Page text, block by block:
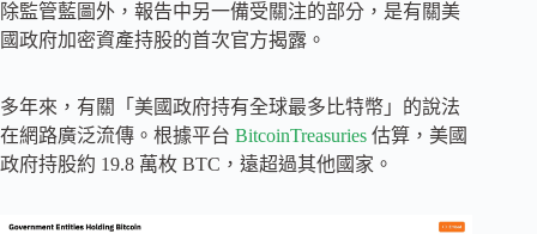
除監管藍圖外，報告中另一備受關注的部分，是有關美
國政府加密資產持股的首次官方揭露。
多年來，有關「美國政府持有全球最多比特幣」的說法
在網路廣泛流傳。根據平台 BitcoinTreasuries 估算，美國
政府持股約 19.8 萬枚 BTC，遠超過其他國家。